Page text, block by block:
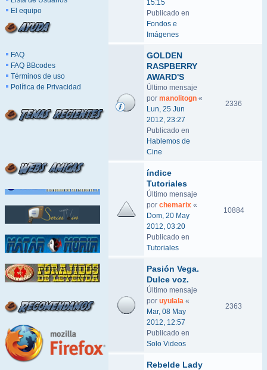
El equipo
FAQ
FAQ BBcodes
Términos de uso
Política de Privacidad
15:15
Publicado en
Fondos e
Imágenes
GOLDEN
RASPBERRY
AWARD'S
Último mensaje
por manolitogn «
Lun, 25 Jun
2012, 23:27
Publicado en
Hablemos de
Cine
2336
índice
Tutoriales
Último mensaje
por chemarix «
Dom, 20 May
2012, 03:20
Publicado en
Tutoriales
10884
Pasión Vega.
Dulce voz.
Último mensaje
por uyulala «
Mar, 08 May
2012, 12:57
Publicado en
Solo Videos
2363
Rebelde Lady